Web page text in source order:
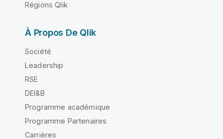
Régions Qlik
À Propos De Qlik
Société
Leadership
RSE
DEI&B
Programme académique
Programme Partenaires
Carrières